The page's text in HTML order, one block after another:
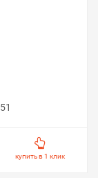
купить в 1 клик